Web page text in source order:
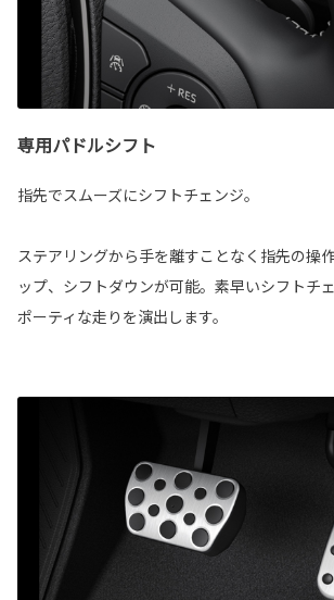
専用パドルシフト
指先でスムーズにシフトチェンジ。
ステアリングから手を離すことなく指先の操
ップ、シフトダウンが可能。素早いシフトチ
ポーティな走りを演出します。